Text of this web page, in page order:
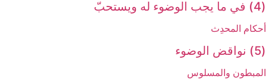
(4) في ما يجب الوضوء له ويستحبّ‏
أحكام المحدِث
(5) نواقض الوضوء
المبطون والمسلوس